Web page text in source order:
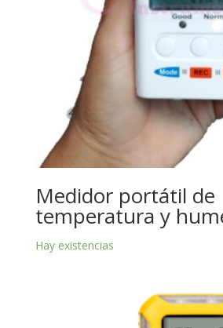
Medidor portátil de
temperatura y
Hay existencias